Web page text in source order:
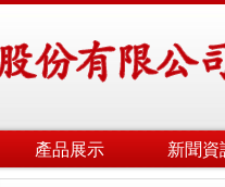
產品展示 新聞資